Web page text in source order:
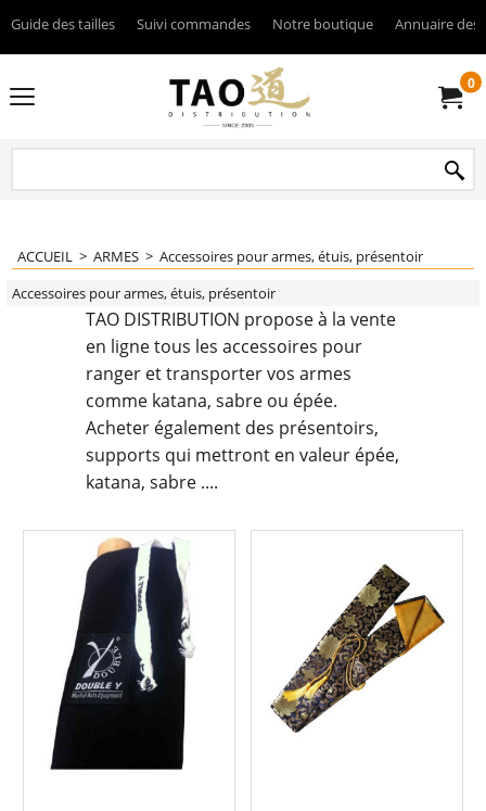
Guide des tailles Suivi commandes Notre boutique Annuaire des
0
ACCUEIL > ARMES > Accessoires pour armes, étuis, présentoir
Accessoires pour armes, étuis, présentoir
TAO DISTRIBUTION propose à la vente
en ligne tous les accessoires pour
ranger et transporter vos armes
comme katana, sabre ou épée.
Acheter également des présentoirs,
supports qui mettront en valeur épée,
katana, sabre ....